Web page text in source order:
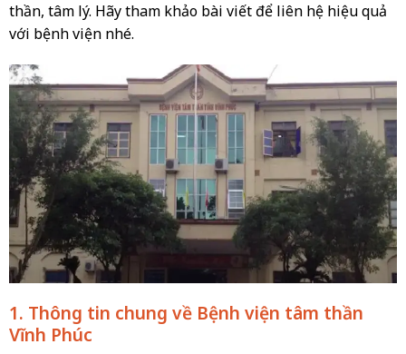
thần, tâm lý. Hãy tham khảo bài viết để liên hệ hiệu quả
với bệnh viện nhé.
1. Thông tin chung về Bệnh viện tâm thần
Vĩnh Phúc